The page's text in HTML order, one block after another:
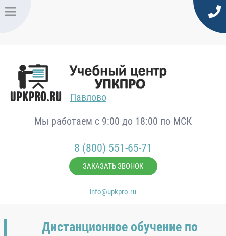
Павлово
Мы работаем с 9:00 до 18:00 по МСК
8 (800) 551-65-71
ЗАКАЗАТЬ ЗВОНОК
info@upkpro.ru
Дистанционное обучение по